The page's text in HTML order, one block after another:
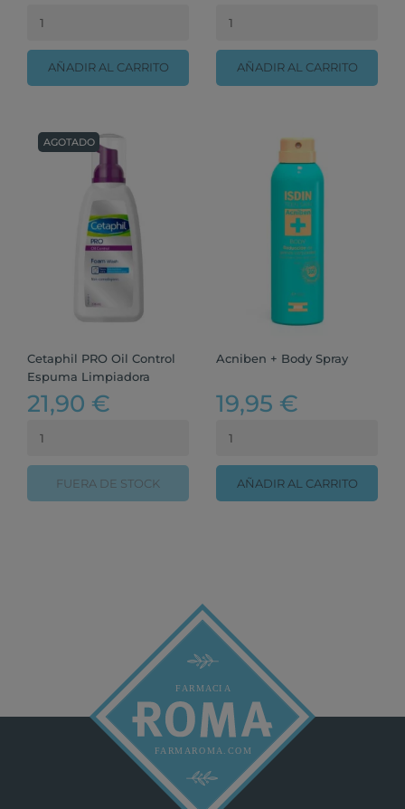
AÑADIR AL CARRITO AÑADIR AL CARRITO
Cetaphil PRO Oil Control
Espuma Limpiadora
21,90 €
FUERA DE STOCK
AGOTADO
Acniben + Body Spray
19,95 €
AÑADIR AL CARRITO